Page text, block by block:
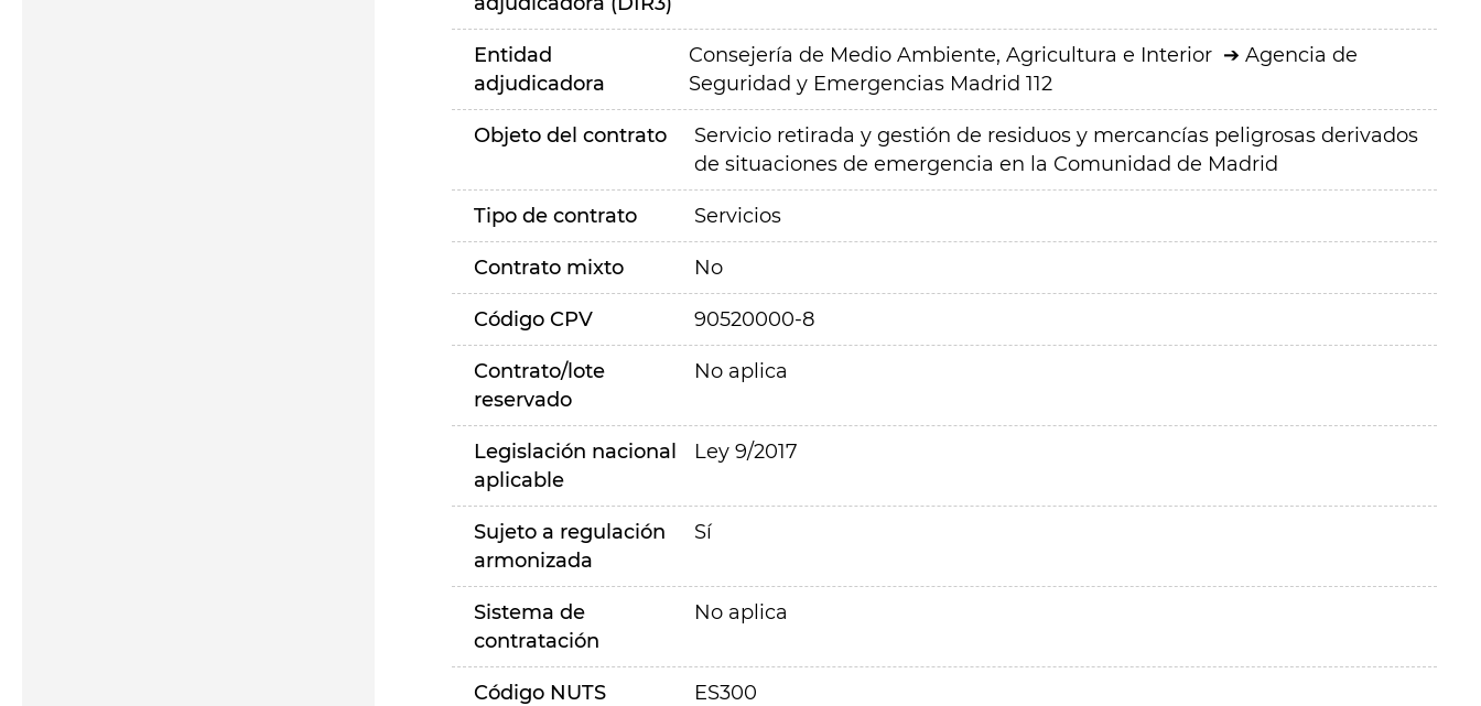
Entidad
adjudicadora
Consejería de Medio Ambiente, Agricultura e Interior
Agencia de
Seguridad y Emergencias Madrid 112
Objeto del contrato
Servicio retirada y gestión de residuos y mercancías peligrosas derivados
de situaciones de emergencia en la Comunidad de Madrid
Tipo de contrato Servicios
Contrato mixto No
Código CPV 90520000-8
Contrato/lote
reservado
No aplica
Legislación nacional
aplicable
Ley 9/2017
Sujeto a regulación
armonizada
Sí
Sistema de
contratación
No aplica
Código NUTS ES300